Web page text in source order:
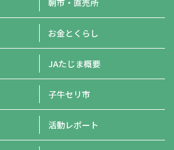
お金とくらし
JAたじま概要
子牛セリ市
活動レポート